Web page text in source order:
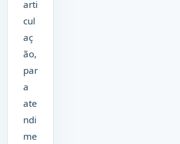
arti
cul
aç
ão,
par
a
ate
ndi
me